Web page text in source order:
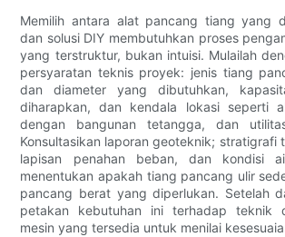
Memilih antara alat pancang tiang yang
dan solusi DIY membutuhkan proses
yang terstruktur, bukan intuisi. Mulailah
persyaratan teknis proyek: jenis tiang
dan diameter yang dibutuhkan,
diharapkan, dan kendala lokasi seperti
dengan bangunan tetangga, dan
Konsultasikan laporan geoteknik; stratigrafi
lapisan penahan beban, dan kondisi
menentukan apakah tiang pancang ulir
pancang berat yang diperlukan. Setelah
petakan kebutuhan ini terhadap teknik
mesin yang tersedia untuk menilai